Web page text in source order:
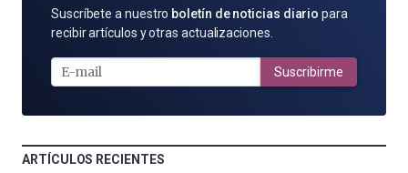
SUSCRÍBETE
POR
MAIL
Suscríbete a nuestro boletín de noticias diario para
recibir artículos y otras actualizaciones.
Suscribirme
ARTÍCULOS RECIENTES